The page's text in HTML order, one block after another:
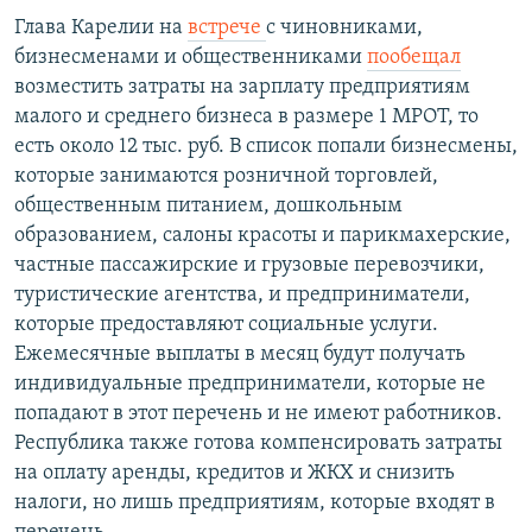
Глава Карелии на встрече с чиновниками,
бизнесменами и общественниками пообещал
возместить затраты на зарплату предприятиям
малого и среднего бизнеса в размере 1 МРОТ, то
есть около 12 тыс. руб. В список попали бизнесмены,
которые занимаются розничной торговлей,
общественным питанием, дошкольным
образованием, салоны красоты и парикмахерские,
частные пассажирские и грузовые перевозчики,
туристические агентства, и предприниматели,
которые предоставляют социальные услуги.
Ежемесячные выплаты в месяц будут получать
индивидуальные предприниматели, которые не
попадают в этот перечень и не имеют работников.
Республика также готова компенсировать затраты
на оплату аренды, кредитов и ЖКХ и снизить
налоги, но лишь предприятиям, которые входят в